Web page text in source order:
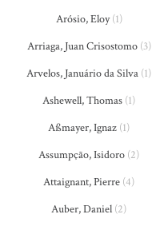
Arósio, Eloy(1)
Arriaga, Juan Crisostomo(3)
Arvelos, Januário da Silva (1)
Ashewell, Thomas (1)
Aßmayer, Ignaz (1)
Assumpção, Isidoro (2)
Attaignant, Pierre (4)
Auber, Daniel (2)